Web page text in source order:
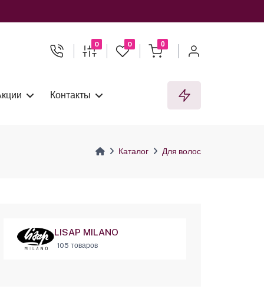
0 0 0
Контакты
Каталог Для волос
LISAP MILANO
105 товаров